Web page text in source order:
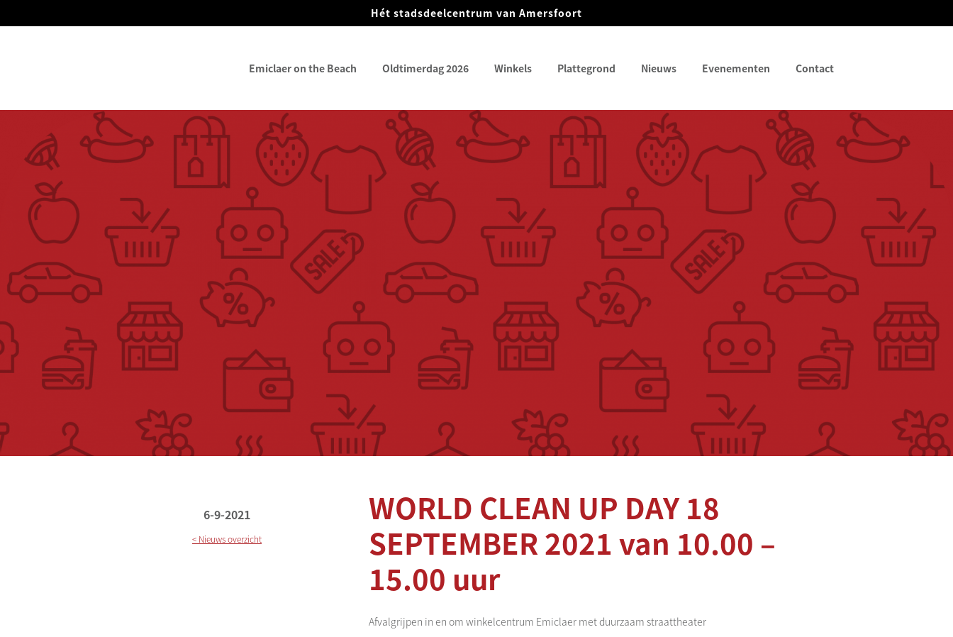
Hét stadsdeelcentrum van Amersfoort
Emiclaer on the Beach Oldtimerdag 2026 Winkels Plattegrond Nieuws Evenementen Contact
6-9-2021
< Nieuws overzicht
WORLD CLEAN UP DAY 18
SEPTEMBER 2021 van 10.00 –
15.00 uur
Afvalgrijpen in en om winkelcentrum Emiclaer met duurzaam straattheater